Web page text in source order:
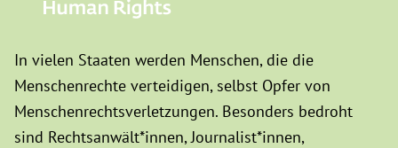
In vielen Staaten werden Menschen, die die
Menschenrechte verteidigen, selbst Opfer von
Menschenrechtsverletzungen. Besonders bedroht
sind Rechtsanwält*innen, Journalist*innen,